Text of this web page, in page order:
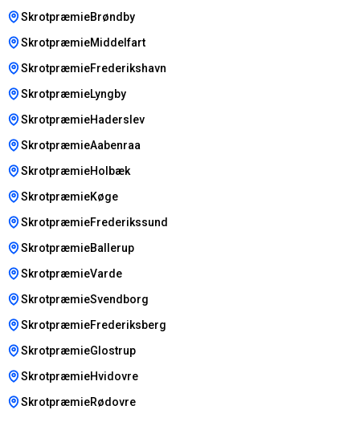
SkrotpræmieBrøndby
SkrotpræmieMiddelfart
SkrotpræmieFrederikshavn
SkrotpræmieLyngby
SkrotpræmieHaderslev
SkrotpræmieAabenraa
SkrotpræmieHolbæk
SkrotpræmieKøge
SkrotpræmieFrederikssund
SkrotpræmieBallerup
SkrotpræmieVarde
SkrotpræmieSvendborg
SkrotpræmieFrederiksberg
SkrotpræmieGlostrup
SkrotpræmieHvidovre
SkrotpræmieRødovre